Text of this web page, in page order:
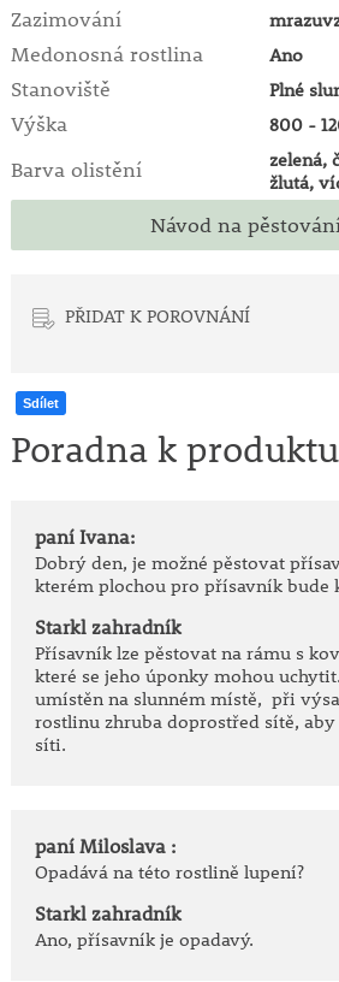
Zazimování
Medonosná rostlina Ano
Stanoviště Plné
Výška 800 -
Barva olistění
zelená,
žlutá,
Návod na
PŘIDAT K POROVNÁNÍ
Sdílet
Poradna k produktu
paní Ivana:
Dobrý den, je možné pěstovat
kterém plochou pro přísavník bude
Starkl zahradník
Přísavník lze pěstovat na rámu s
které se jeho úponky mohou
umístěn na slunném místě, při
rostlinu zhruba doprostřed sítě,
síti.
paní Miloslava :
Opadává na této rostlině lupení?
Starkl zahradník
Ano, přísavník je opadavý.